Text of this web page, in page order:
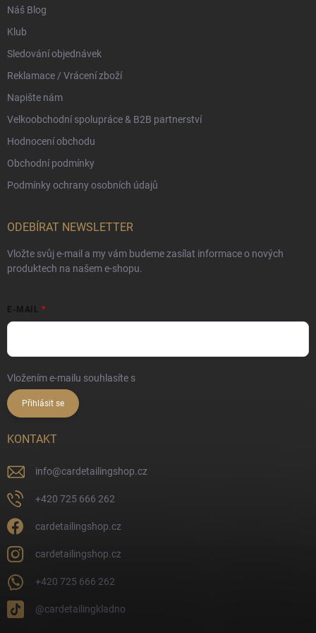
Náš Blog
Klub
Sledování objednávek
Reklamace / Vrácení zboží
Napište nám
Velkoobchodní spolupráce & B2B partnerství
Hodnocení obchodu
Obchodní podmínky
Podmínky ochrany osobních údajů
ODEBÍRAT NEWSLETTER
Vložte svůj e-mail a my vám budeme zasílat informace o nových
produktech na našem e-shopu.
E-MAIL
Vložením e-mailu souhlasíte s
Přihlásit se
KONTAKT
info@cardetailingshop.cz
+420 725 666 262
cardetailingshop.cz
cardetailingshop.cz
+420 725 666 262
@cardetailingkladno